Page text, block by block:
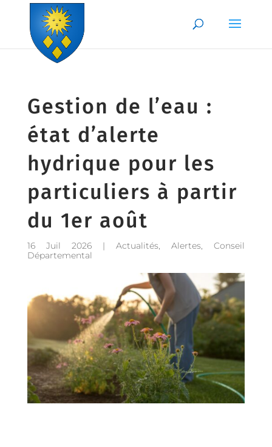
Skip to content
Gestion de l’eau :
état d’alerte
hydrique pour les
particuliers à partir
du 1er août
16 Juil 2026|Actualités,Alertes,Conseil
Départemental